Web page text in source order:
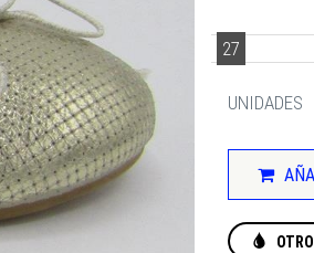
27
UNIDADES